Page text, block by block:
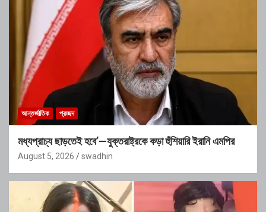
আন্তর্জাতিক প্রচ্ছদ
মধ্যপ্রাচ্য ছাড়তেই হবে’—যুক্তরাষ্ট্রকে কড়া হুঁশিয়ারি ইরানি এমপির
August 5, 2026 swadhin